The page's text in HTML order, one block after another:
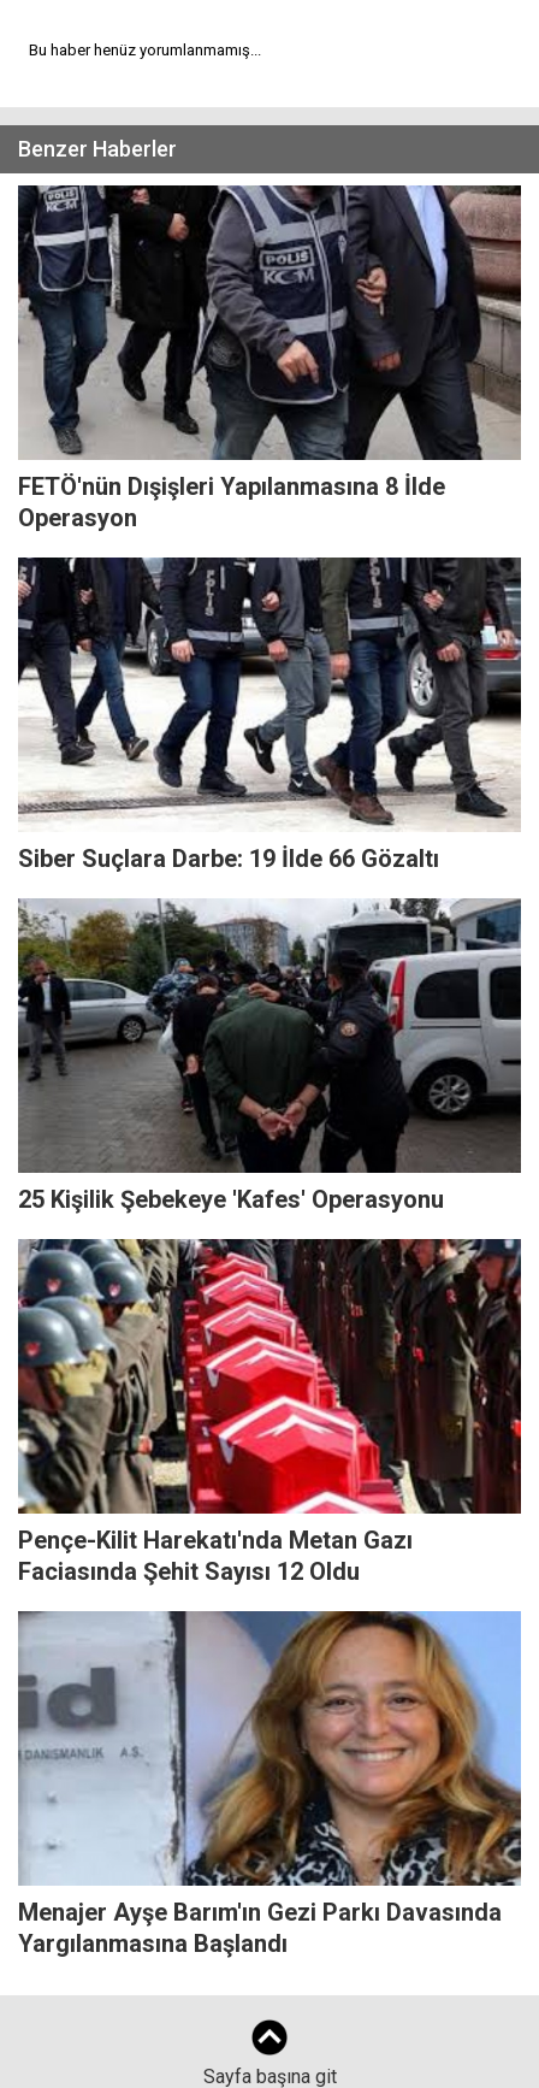
Bu haber henüz yorumlanmamış...
Benzer Haberler
FETÖ'nün Dışişleri Yapılanmasına 8 İlde
Operasyon
Siber Suçlara Darbe: 19 İlde 66 Gözaltı
25 Kişilik Şebekeye 'Kafes' Operasyonu
Pençe-Kilit Harekatı'nda Metan Gazı
Faciasında Şehit Sayısı 12 Oldu
Menajer Ayşe Barım'ın Gezi Parkı Davasında
Yargılanmasına Başlandı
Sayfa başına git